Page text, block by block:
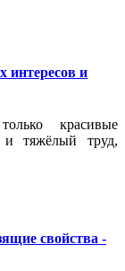
интересов и
красивые
тяжёлый труд,
свойства -